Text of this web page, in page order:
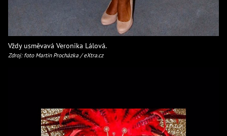
Vždy usměvavá Veronika Lálová.
Zdroj: foto Martin Procházka / eXtra.cz